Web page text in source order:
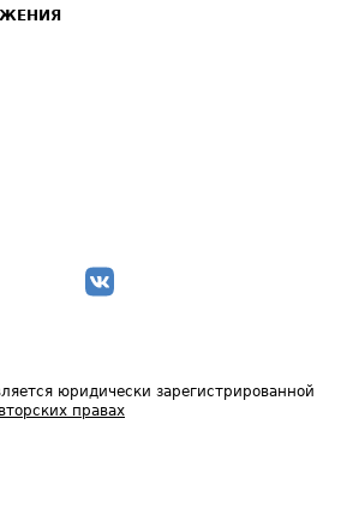
юридически зарегистрированной
правах